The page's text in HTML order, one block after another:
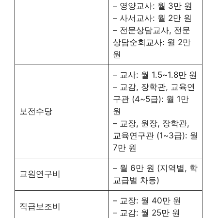
– 영양교사: 월 3만 원
– 사서교사: 월 2만 원
– 전문상담교사, 전문
상담순회교사: 월 2만
원
보전수당
– 교사: 월 1.5~1.8만 원
– 교감, 장학관, 교육연
구관 (4~5급): 월 1만
원
– 교장, 원장, 장학관,
교육연구관 (1~3급): 월
7만 원
교원연구비
– 월 6만 원 (지역별, 학
교급별 차등)
직급보조비
– 교장: 월 40만 원
– 교감: 월 25만 원